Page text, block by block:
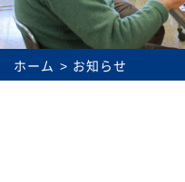
ホーム お知らせ